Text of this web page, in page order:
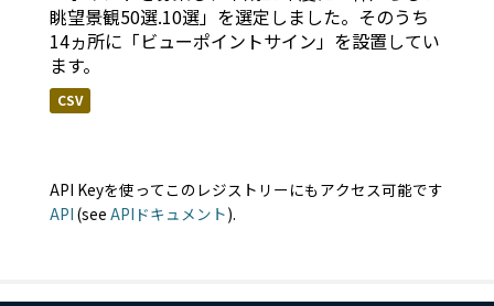
眺望景観50選.10選」を選定しました。そのうち
14ヵ所に「ビューポイントサイン」を設置してい
ます。
CSV
API Keyを使ってこのレジストリーにもアクセス可能です
API (see APIドキュメント).